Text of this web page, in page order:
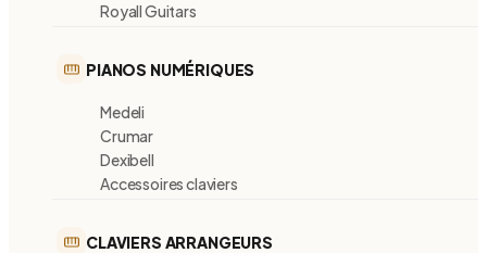
Royall Guitars
PIANOS NUMÉRIQUES
Medeli
Crumar
Dexibell
Accessoires claviers
CLAVIERS ARRANGEURS